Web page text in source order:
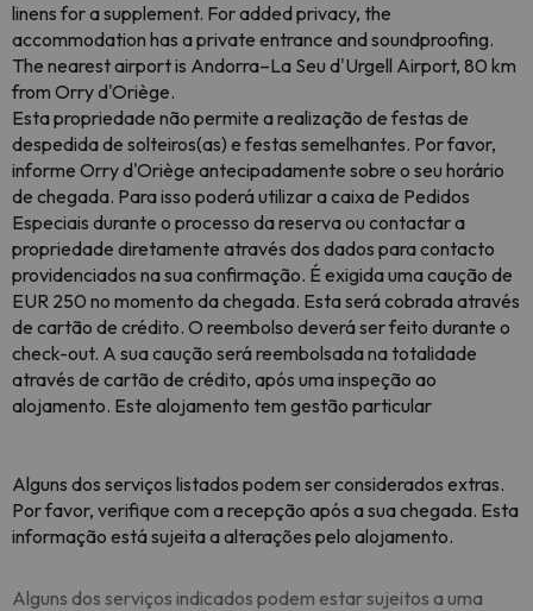
linens for a supplement. For added privacy, the
accommodation has a private entrance and soundproofing.
The nearest airport is Andorra–La Seu d'Urgell Airport, 80 km
from Orry d'Oriège.
Esta propriedade não permite a realização de festas de
despedida de solteiros(as) e festas semelhantes. Por favor,
informe Orry d'Oriège antecipadamente sobre o seu horário
de chegada. Para isso poderá utilizar a caixa de Pedidos
Especiais durante o processo da reserva ou contactar a
propriedade diretamente através dos dados para contacto
providenciados na sua confirmação. É exigida uma caução de
EUR 250 no momento da chegada. Esta será cobrada através
de cartão de crédito. O reembolso deverá ser feito durante o
check-out. A sua caução será reembolsada na totalidade
através de cartão de crédito, após uma inspeção ao
alojamento. Este alojamento tem gestão particular
Alguns dos serviços listados podem ser considerados extras.
Por favor, verifique com a recepção após a sua chegada. Esta
informação está sujeita a alterações pelo alojamento.
Alguns dos serviços indicados podem estar sujeitos a uma